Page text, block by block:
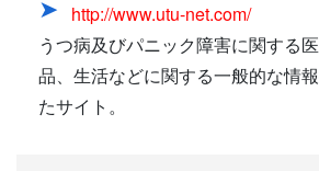
http://www.utu-net.com/
うつ病及びパニック障害に関する
品、生活などに関する一般的な情
たサイト。